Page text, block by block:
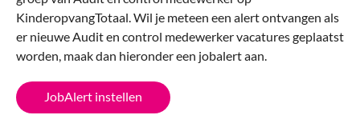
KinderopvangTotaal. Wil je meteen een alert ontvangen als
er nieuwe Audit en control medewerker vacatures geplaatst
worden, maak dan hieronder een jobalert aan.
JobAlert instellen
Privacy Statement
Reject All Accept All Cookies
Cookies Settings